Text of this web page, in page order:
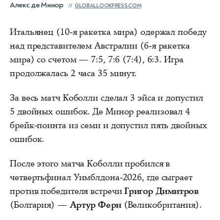
Алекс де Минор GLOBALLOOKPRESS.COM
Итальянец (10-я ракетка мира) одержал победу
над представителем Австралии (6-я ракетка
мира) со счетом — 7:5, 7:6 (7:4), 6:3. Игра
продолжалась 2 часа 35 минут.
За весь матч Коболли сделал 3 эйса и допустил
5 двойных ошибок. Де Минор реализовал 4
брейк-поинта из семи и допустил пять двойных
ошибок.
После этого матча Коболли пробился в
четвертьфинал Уимблдона-2026, где сыграет
против победителя встречиГригор Димитров
(Болгария) — Артур Фери(Великобритания).